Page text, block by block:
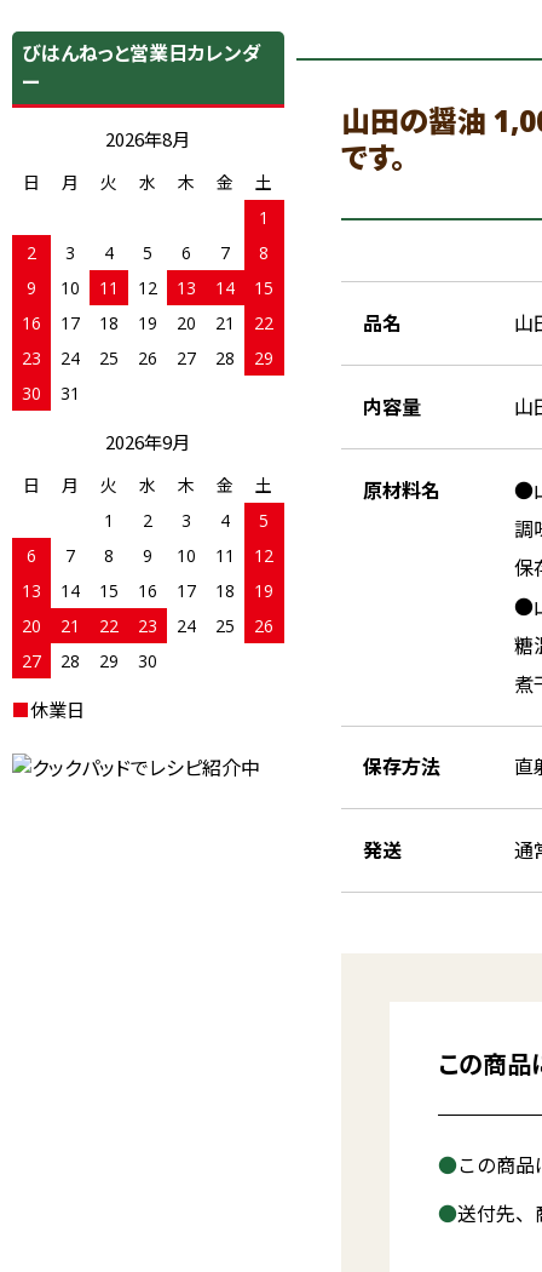
山田の醤油
です。
品名 山
内容量 山
原材料名
●
調
保
●
糖
煮
保存方法 直
発送 通
この商品
この商品
送付先、
びはんねっと営業日カレンダ
ー
2026年8月
日 月 火 水 木 金
土
1
2
3 4 5 6 7
8
9
10 11 12 13 14
15
16
17 18 19 20 21
22
23
24 25 26 27 28
29
30
31
2026年9月
日 月 火 水 木 金
土
1
2 3 4
5
6
7 8 9 10 11
12
13
14 15 16 17 18
19
20
21 22 23 24 25
26
27
28 29 30
■休業日